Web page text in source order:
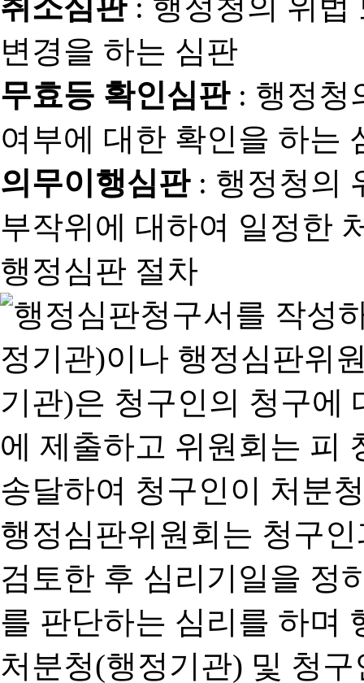
변경을 하는 심판
무효등 확인심판: 행정청
여부에 대한 확인을 하는
의무이행심판: 행정청의
부작위에 대하여 일정한
행정심판 절차